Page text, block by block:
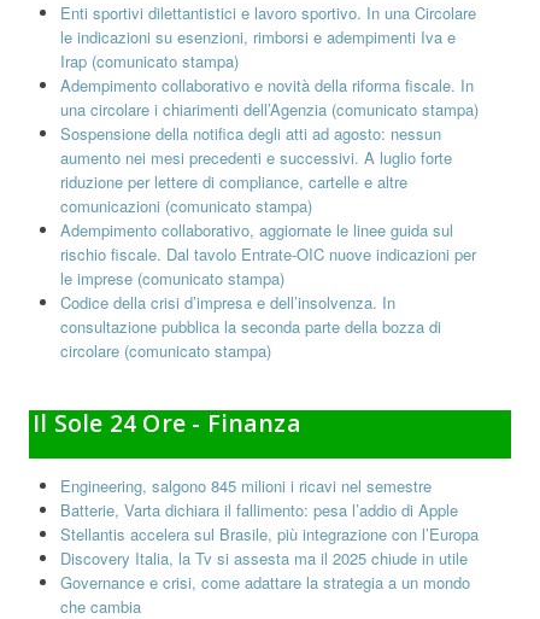
Enti sportivi dilettantistici e lavoro sportivo. In una Circolare
le indicazioni su esenzioni, rimborsi e adempimenti Iva e
Irap (comunicato stampa)
Adempimento collaborativo e novità della riforma fiscale. In
una circolare i chiarimenti dell’Agenzia (comunicato stampa)
Sospensione della notifica degli atti ad agosto: nessun
aumento nei mesi precedenti e successivi. A luglio forte
riduzione per lettere di compliance, cartelle e altre
comunicazioni (comunicato stampa)
Adempimento collaborativo, aggiornate le linee guida sul
rischio fiscale. Dal tavolo Entrate-OIC nuove indicazioni per
le imprese (comunicato stampa)
Codice della crisi d’impresa e dell’insolvenza. In
consultazione pubblica la seconda parte della bozza di
circolare (comunicato stampa)
Il Sole 24 Ore - Finanza
Engineering, salgono 845 milioni i ricavi nel semestre
Batterie, Varta dichiara il fallimento: pesa l’addio di Apple
Stellantis accelera sul Brasile, più integrazione con l’Europa
Discovery Italia, la Tv si assesta ma il 2025 chiude in utile
Governance e crisi, come adattare la strategia a un mondo
che cambia